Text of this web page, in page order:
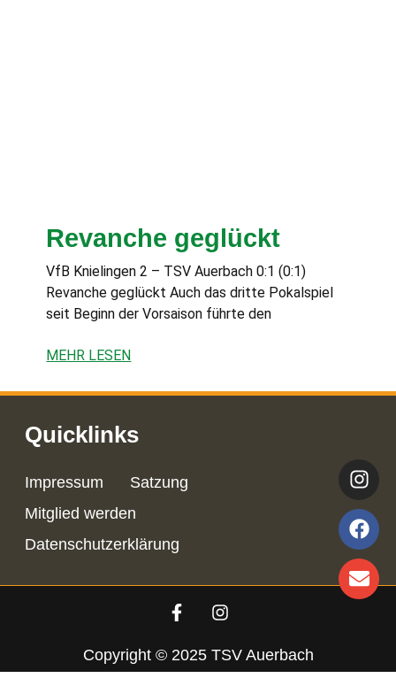
Revanche geglückt
VfB Knielingen 2 – TSV Auerbach 0:1 (0:1)
Revanche geglückt Auch das dritte Pokalspiel
seit Beginn der Vorsaison führte den
MEHR LESEN
Quicklinks
Impressum
Satzung
Mitglied werden
Datenschutzerklärung
Copyright © 2025 TSV Auerbach